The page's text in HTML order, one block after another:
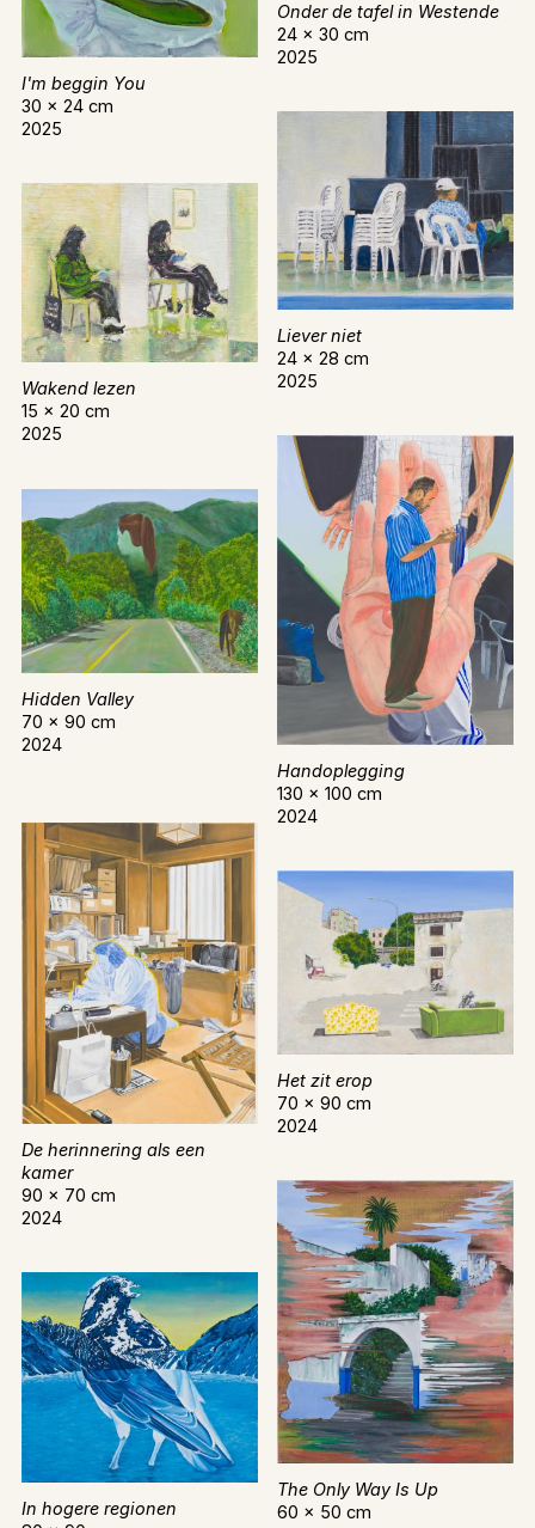
I'm beggin You
30 x 24 cm
2025
Onder de tafel in Westende
24 x 30 cm
2025
Liever niet
24 x 28 cm
2025
Wakend lezen
15 x 20 cm
2025
Handoplegging
130 x 100 cm
2024
Hidden Valley
70 x 90 cm
2024
De herinnering als een
kamer
90 x 70 cm
2024
Het zit erop
70 x 90 cm
2024
The Only Way Is Up
60 x 50 cm
In hogere regionen